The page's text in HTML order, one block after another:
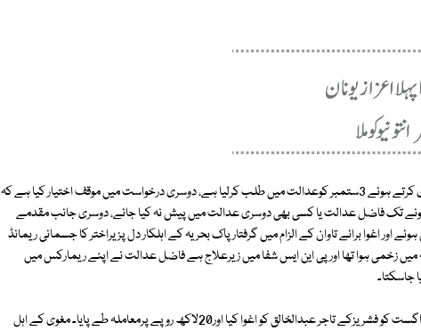
فاضل عدالت نے ڈپٹی پراسیکیوٹر و دیگرکونوٹس جاری کرتے ہوئے 3ستمبر کوعدالت میں طلب کرلیا ہے، دوسری درخواست میں موقف اختیار کیا ہے کہ
ہونے تک فاضل عدالت یا کسی بھی دوسری عدالت میں پیش نہ کیا جائے، دوسری جانب مقدمے
اغوا برائے تاوان کے الزام میں گرفتار پاک بحریہ کے اہلکار دل پزیراختر کا جسمانی ریمانڈ
میں زخمی ہوا تھا اور پی این ایس شفا میں زیرعلاج ہے فاضل عدالت نے اپنے ریمارکس میں
جاسکتا۔
استغاثہ کے مطابق ملزمان پر الزام ہے کہ انھوں نے24اگست کو فشریزکے تاجر عبدالخالق کو اغوا کیا اور20لاکھ روپے پرمعاملہ طے پایا۔ مغوی کے اہل